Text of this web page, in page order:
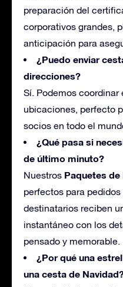
preparación del
corporativos grandes,
anticipación para
¿Puedo enviar
direcciones?
Sí. Podemos
ubicaciones, perfecto
socios en todo el
¿Qué pasa si
de último minuto?
Nuestros Paquetes de
perfectos para
destinatarios reciben
instantáneo con los
pensado y memorable.
¿Por qué una
una cesta de